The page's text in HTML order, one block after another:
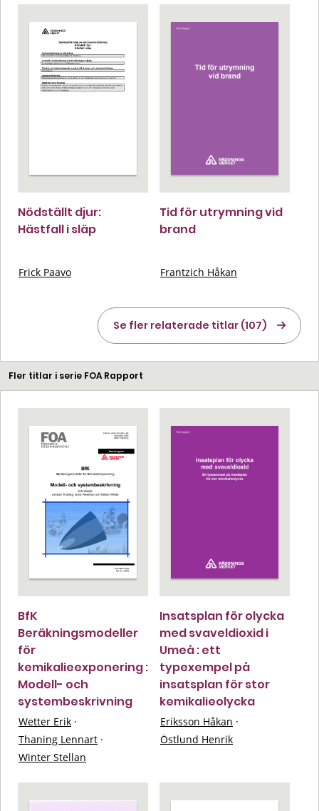
Nödställt djur:
Hästfall i släp
Frick Paavo
Tid för utrymning vid
brand
Frantzich Håkan
Se fler relaterade titlar (107)
Fler titlar i serie FOA Rapport
BfK
Beräkningsmodeller
för
kemikalieexponering :
Modell- och
systembeskrivning
Wetter Erik ·
Thaning Lennart ·
Winter Stellan
Insatsplan för olycka
med svaveldioxid i
Umeå : ett
typexempel på
insatsplan för stor
kemikalieolycka
Eriksson Håkan ·
Östlund Henrik